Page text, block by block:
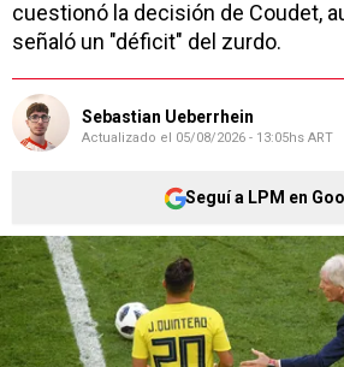
cuestionó la decisión de Coudet,
señaló un "déficit" del zurdo.
Sebastian Ueberrhein
Actualizado el 05/08/2026 - 13:05hs ART
Seguí a LPM en